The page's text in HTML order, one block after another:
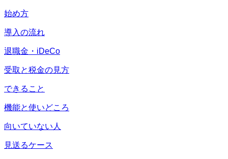
始め方
導入の流れ
退職金・iDeCo
受取と税金の見方
できること
機能と使いどころ
向いていない人
見送るケース